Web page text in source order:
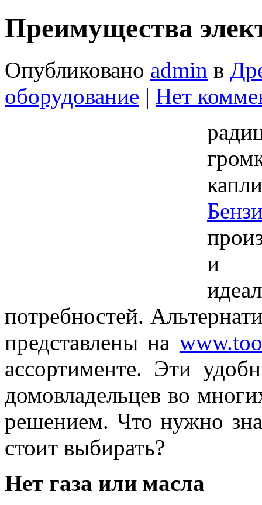
Преимущества
Опубликовано admin в
оборудование | Нет
и
потребностей.
представлены на
ассортименте. Эти
домовладельцев во
решением. Что нужно
стоит выбирать?
Нет газа или масла